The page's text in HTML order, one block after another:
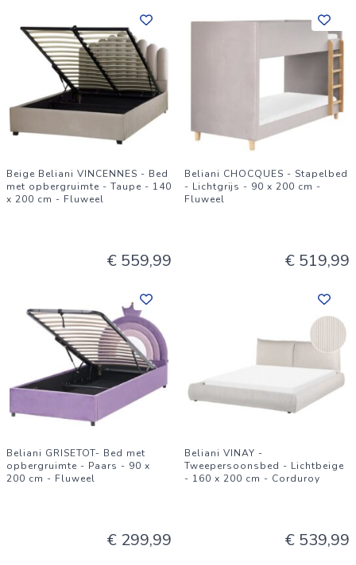
Beige Beliani VINCENNES - Bed
met opbergruimte - Taupe - 140
x 200 cm - Fluweel
€ 559,99
Beliani CHOCQUES - Stapelbed
- Lichtgrijs - 90 x 200 cm -
Fluweel
€ 519,99
Beliani GRISETOT- Bed met
opbergruimte - Paars - 90 x
200 cm - Fluweel
€ 299,99
Beliani VINAY -
Tweepersoonsbed - Lichtbeige
- 160 x 200 cm - Corduroy
€ 539,99